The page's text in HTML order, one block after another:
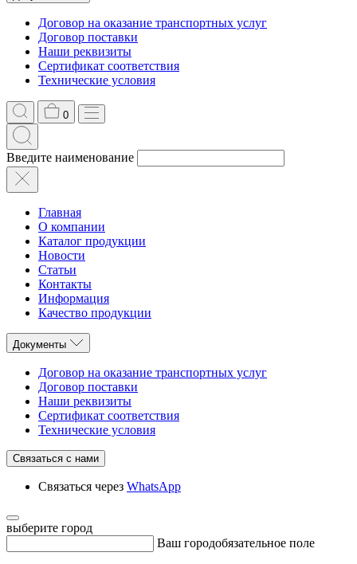
Договор на оказание транспортных услуг
Договор поставки
Наши реквизиты
Сертификат соответствия
Технические условия
0
Введите наименование
Главная
О компании
Каталог продукции
Новости
Статьи
Контакты
Информация
Качество продукции
Документы
Договор на оказание транспортных услуг
Договор поставки
Наши реквизиты
Сертификат соответствия
Технические условия
Связаться с нами
Связаться через WhatsApp
выберите город
Ваш городобязательное поле